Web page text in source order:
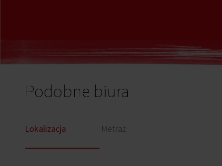
Podobne biura
Lokalizacja Metraż